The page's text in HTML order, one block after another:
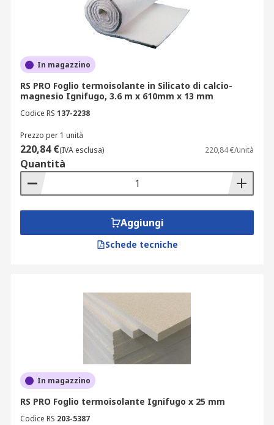
In magazzino
RS PRO Foglio termoisolante in Silicato di calcio-
magnesio Ignifugo, 3.6 m x 610mm x 13 mm
Codice RS 137-2238
Prezzo per 1 unità
220,84 €(IVA esclusa) 220,84 €/unità
Quantità
Aggiungi
Schede tecniche
In magazzino
RS PRO Foglio termoisolante Ignifugo x 25 mm
Codice RS 203-5387